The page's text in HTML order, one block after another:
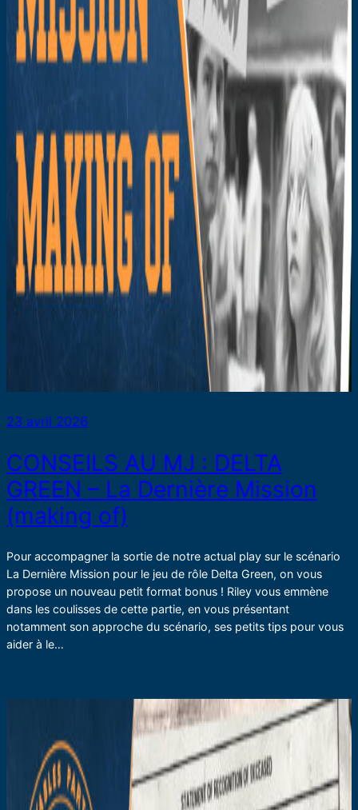
23 avril 2026
CONSEILS AU MJ : DELTA
GREEN – La Dernière Mission
(making of)
Pour accompagner la sortie de notre actual play sur le scénario
La Dernière Mission pour le jeu de rôle Delta Green, on vous
propose un nouveau petit format bonus ! Riley vous emmène
dans les coulisses de cette partie, en vous présentant
notamment son approche du scénario, ses petits tips pour vous
aider à le…